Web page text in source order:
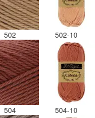
502 502-10
504 504-10